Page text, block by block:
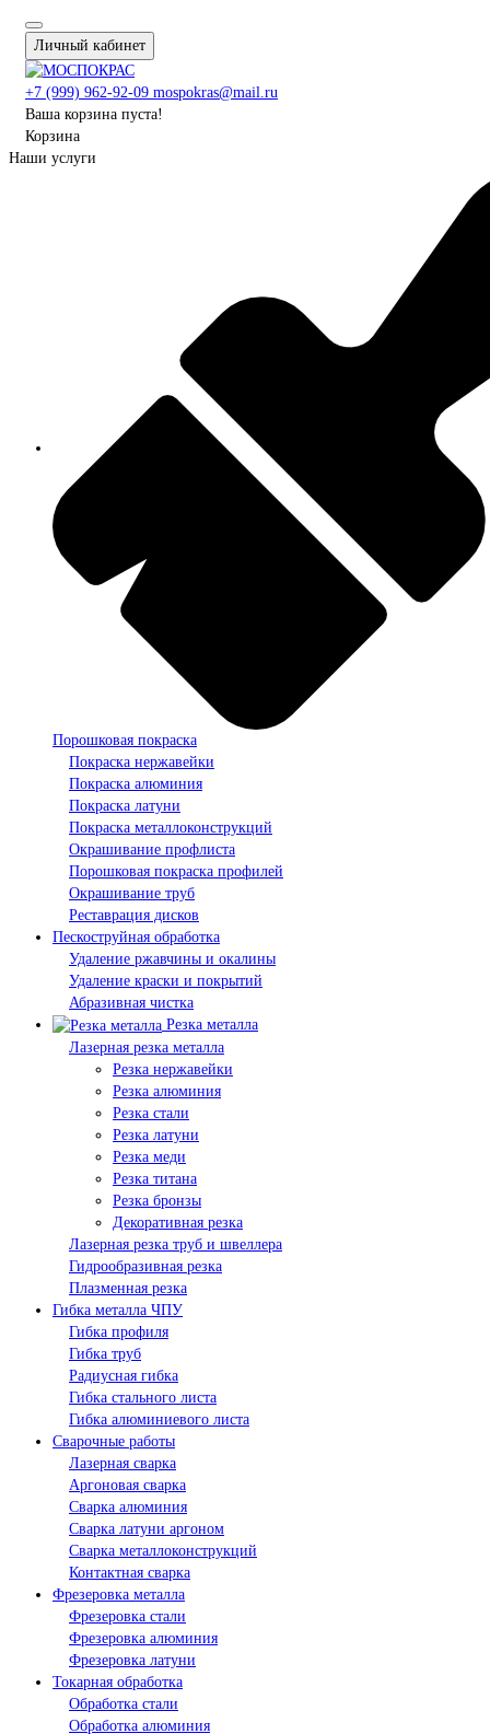
Личный кабинет
+7 (999) 962-92-09 mospokras@mail.ru
Ваша корзина пуста!
Корзина
Наши услуги
Порошковая покраска
Покраска нержавейки
Покраска алюминия
Покраска латуни
Покраска металлоконструкций
Окрашивание профлиста
Порошковая покраска профилей
Окрашивание труб
Реставрация дисков
Пескоструйная обработка
Удаление ржавчины и окалины
Удаление краски и покрытий
Абразивная чистка
Резка металла
Лазерная резка металла
Резка нержавейки
Резка алюминия
Резка стали
Резка латуни
Резка меди
Резка титана
Резка бронзы
Декоративная резка
Лазерная резка труб и швеллера
Гидрообразивная резка
Плазменная резка
Гибка металла ЧПУ
Гибка профиля
Гибка труб
Радиусная гибка
Гибка стального листа
Гибка алюминиевого листа
Сварочные работы
Лазерная сварка
Аргоновая сварка
Сварка алюминия
Сварка латуни аргоном
Сварка металлоконструкций
Контактная сварка
Фрезеровка металла
Фрезеровка стали
Фрезеровка алюминия
Фрезеровка латуни
Токарная обработка
Обработка стали
Обработка алюминия